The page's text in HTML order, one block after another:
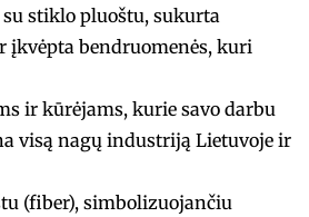
stiklo pluoštu, sukurta
įkvėpta bendruomenės, kuri
ir kūrėjams, kurie savo darbu
visą nagų industriją Lietuvoje ir
(fiber), simbolizuojančiu